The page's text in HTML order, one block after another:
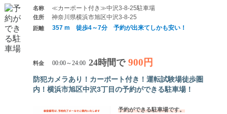
名称 ≪カーポート付き≫中沢3-8-25駐車場
住所 神奈川県横浜市旭区中沢3-8-25
距離 357 m 徒歩4～7分 予約が出来てしかも安い！
料金 00:00～24:00 24時間で 900円
防犯カメラあり！カーポート付き！運転試験場徒歩圏
内！横浜市旭区中沢3丁目の予約ができる駐車場！
予約ができる駐車場です。